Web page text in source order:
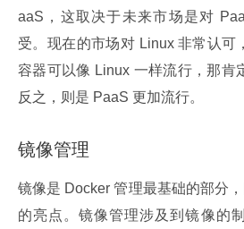
aaS，这取决于未来市场是对
受。现在的市场对 Linux 非常认可
容器可以像 Linux 一样流行，那肯
反之，则是 PaaS 更加流行。
镜像管理
镜像是 Docker 管理最基础的部分
的亮点。镜像管理涉及到镜像的